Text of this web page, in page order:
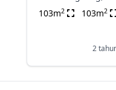
103m2 103m2
2